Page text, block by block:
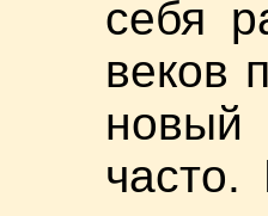
себя
веков
новый